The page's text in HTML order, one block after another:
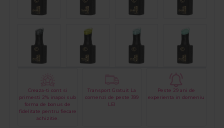
Creaza-ti cont si
primesti 2% inapoi sub
forma de bonus de
fidelitate pentru fiecare
achizitie.
Transport Gratuit La
comenzi de peste 399
LEI
Peste 29 ani de
experienta in domeniu